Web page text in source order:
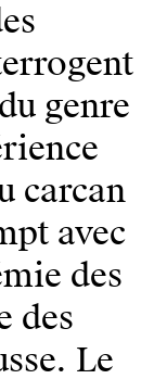
genre
carcan
avec
des
des
Le